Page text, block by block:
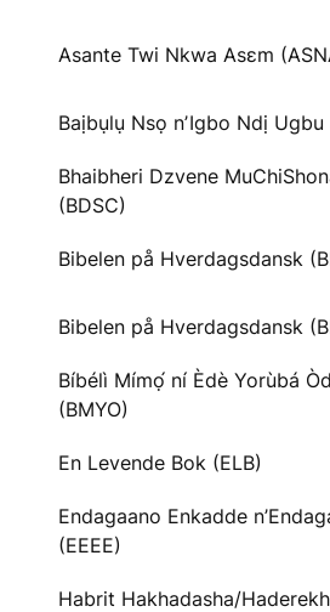
Asante Twi Nkwa Asɛm
Baịbụlụ Nsọ nʼIgbo Ndị Ugbu
Bhaibheri Dzvene
(BDSC)
Bibelen på Hverdagsdansk
Bibelen på Hverdagsdansk
Bíbélì Mímọ́ ní Èdè Yorùbá
(BMYO)
En Levende Bok (ELB)
Endagaano Enkadde
(EEEE)
Habrit Hakhadasha/